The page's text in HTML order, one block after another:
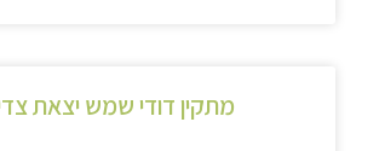
מתקין דודי שמש יצאת